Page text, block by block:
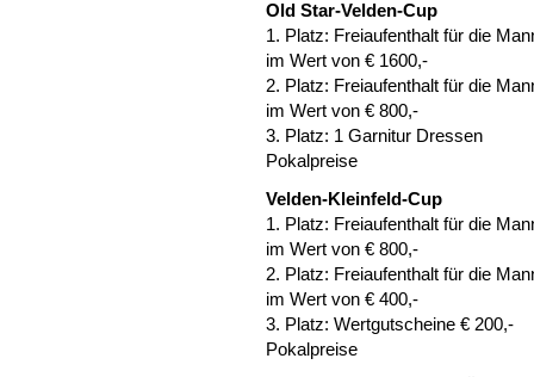
Old Star-Velden-Cup
1. Platz: Freiaufenthalt für die
im Wert von € 1600,-
2. Platz: Freiaufenthalt für die
im Wert von € 800,-
3. Platz: 1 Garnitur Dressen
Pokalpreise
Velden-Kleinfeld-Cup
1. Platz: Freiaufenthalt für die
im Wert von € 800,-
2. Platz: Freiaufenthalt für die
im Wert von € 400,-
3. Platz: Wertgutscheine € 200,-
Pokalpreise